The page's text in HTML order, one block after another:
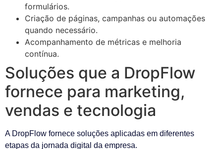
formulários.
Criação de páginas, campanhas ou automações
quando necessário.
Acompanhamento de métricas e melhoria
contínua.
Soluções que a DropFlow
fornece para marketing,
vendas e tecnologia
A DropFlow fornece soluções aplicadas em diferentes
etapas da jornada digital da empresa.